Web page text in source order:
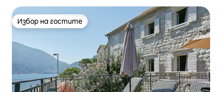
Избор на гостите
Избор на гостите